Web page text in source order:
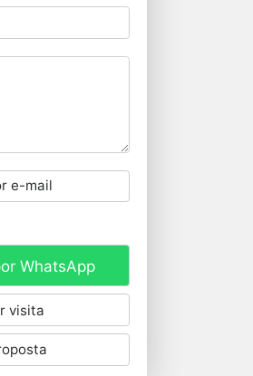
e-mail
WhatsApp
visita